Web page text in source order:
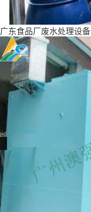
广东食品厂废水处理设备